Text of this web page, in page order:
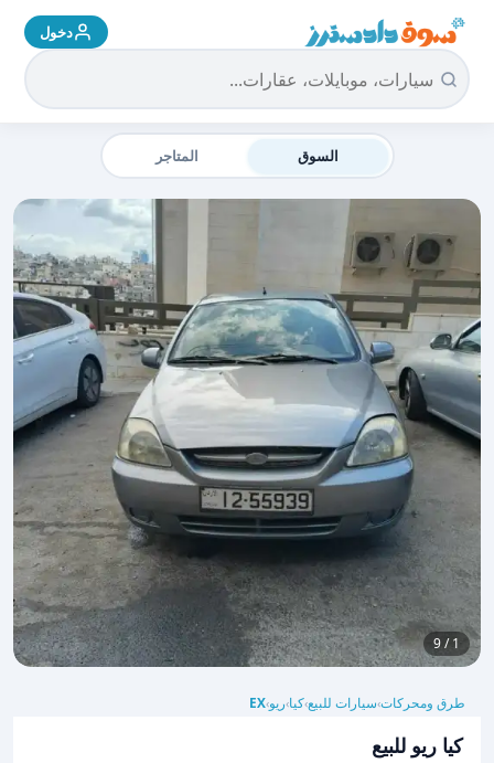
سوق دادسترز الرئيسية دخول
السوق المتاجر
1 / 9
طرق ومحركات›سيارات للبيع›كيا›ريو›
EX
كيا ريو للبيع